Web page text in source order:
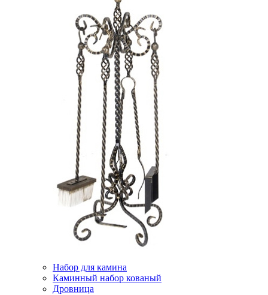
Набор для камина
Каминный набор кованый
Дровница